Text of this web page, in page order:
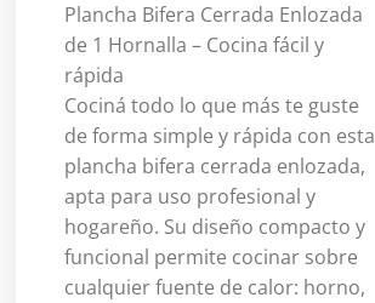
Plancha Bifera Cerrada Enlozada
de 1 Hornalla – Cocina fácil y
rápida
Cociná todo lo que más te guste
de forma simple y rápida con esta
plancha bifera cerrada enlozada,
apta para uso profesional y
hogareño. Su diseño compacto y
funcional permite cocinar sobre
cualquier fuente de calor: horno,